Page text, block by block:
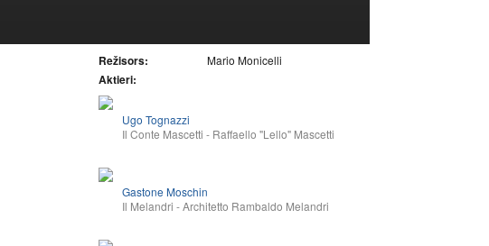
Režisors: Mario Monicelli
Aktieri:
Ugo Tognazzi
Il Conte Mascetti - Raffaello "Lello" Mascetti
Gastone Moschin
Il Melandri - Architetto Rambaldo Melandri